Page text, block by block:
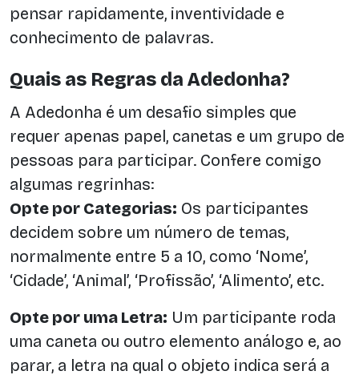
pensar rapidamente, inventividade e
conhecimento de palavras.
Quais as Regras da Adedonha?
A Adedonha é um desafio simples que
requer apenas papel, canetas e um grupo de
pessoas para participar. Confere comigo
algumas regrinhas:
Opte por Categorias: Os participantes
decidem sobre um número de temas,
normalmente entre 5 a 10, como ‘Nome’,
‘Cidade’, ‘Animal’, ‘Profissão’, ‘Alimento’, etc.
Opte por uma Letra: Um participante roda
uma caneta ou outro elemento análogo e, ao
parar, a letra na qual o objeto indica será a